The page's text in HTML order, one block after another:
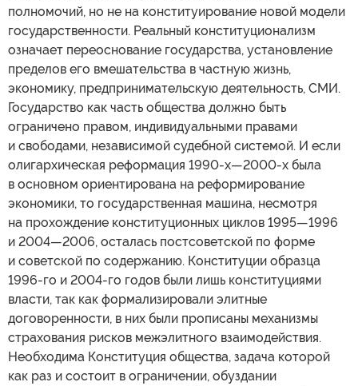
полномочий, но не на конституирование новой модели
государственности. Реальный конституционализм
означает переоснование государства, установление
пределов его вмешательства в частную жизнь,
экономику, предпринимательскую деятельность, СМИ.
Государство как часть общества должно быть
ограничено правом, индивидуальными правами
и свободами, независимой судебной системой. И если
олигархическая реформация 1990-х—2000-х была
в основном ориентирована на реформирование
экономики, то государственная машина, несмотря
на прохождение конституционных циклов 1995—1996
и 2004—2006, осталась постсоветской по форме
и советской по содержанию. Конституции образца
1996-го и 2004-го годов были лишь конституциями
власти, так как формализировали элитные
договоренности, в них были прописаны механизмы
страхования рисков межэлитного взаимодействия.
Необходима Конституция общества, задача которой
как раз и состоит в ограничении, обуздании